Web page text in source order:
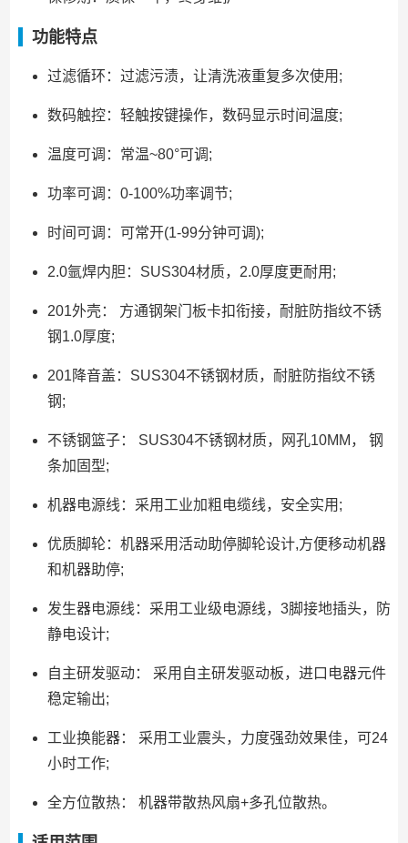
功能特点
过滤循环：过滤污渍，让清洗液重复多次使用;
数码触控：轻触按键操作，数码显示时间温度;
温度可调：常温~80°可调;
功率可调：0-100%功率调节;
时间可调：可常开(1-99分钟可调);
2.0氩焊内胆：SUS304材质，2.0厚度更耐用;
201外壳： 方通钢架门板卡扣衔接，耐脏防指纹不锈
钢1.0厚度;
201降音盖：SUS304不锈钢材质，耐脏防指纹不锈
钢;
不锈钢篮子： SUS304不锈钢材质，网孔10MM， 钢
条加固型;
机器电源线：采用工业加粗电缆线，安全实用;
优质脚轮：机器采用活动助停脚轮设计,方便移动机器
和机器助停;
发生器电源线：采用工业级电源线，3脚接地插头，防
静电设计;
自主研发驱动： 采用自主研发驱动板，进口电器元件
稳定输出;
工业换能器： 采用工业震头，力度强劲效果佳，可24
小时工作;
全方位散热： 机器带散热风扇+多孔位散热。